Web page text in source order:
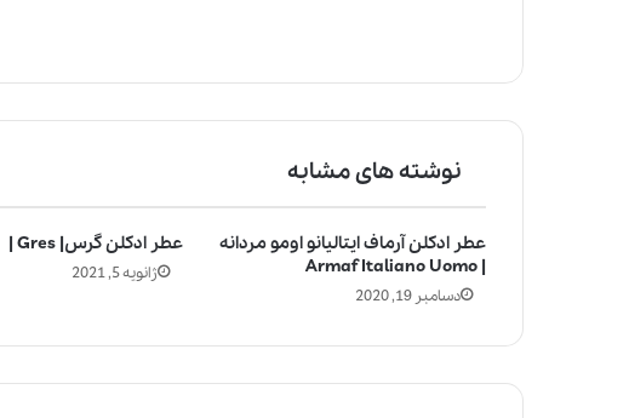
نوشته های مشابه
عطر ادکلن گرس| Gres |
ژانویه 5, 2021
عطر ادکلن آرماف ایتالیانو اومو مردانه
| Armaf Italiano Uomo
دسامبر 19, 2020